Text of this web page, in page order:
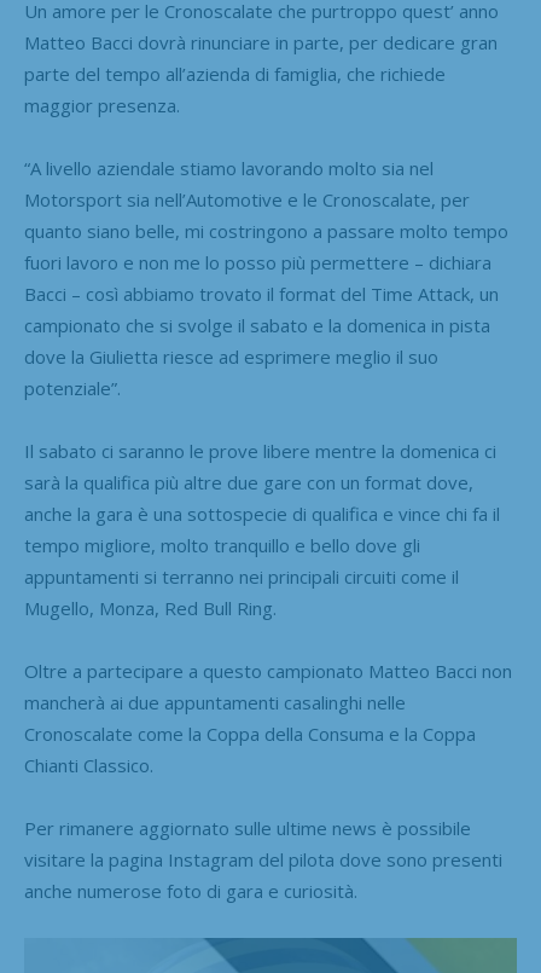
Un amore per le Cronoscalate che purtroppo quest’ anno
Matteo Bacci dovrà rinunciare in parte, per dedicare gran
parte del tempo all’azienda di famiglia, che richiede
maggior presenza.
“A livello aziendale stiamo lavorando molto sia nel
Motorsport sia nell’Automotive e le Cronoscalate, per
quanto siano belle, mi costringono a passare molto tempo
fuori lavoro e non me lo posso più permettere – dichiara
Bacci – così abbiamo trovato il format del Time Attack, un
campionato che si svolge il sabato e la domenica in pista
dove la Giulietta riesce ad esprimere meglio il suo
potenziale”.
Il sabato ci saranno le prove libere mentre la domenica ci
sarà la qualifica più altre due gare con un format dove,
anche la gara è una sottospecie di qualifica e vince chi fa il
tempo migliore, molto tranquillo e bello dove gli
appuntamenti si terranno nei principali circuiti come il
Mugello, Monza, Red Bull Ring.
Oltre a partecipare a questo campionato Matteo Bacci non
mancherà ai due appuntamenti casalinghi nelle
Cronoscalate come la Coppa della Consuma e la Coppa
Chianti Classico.
Per rimanere aggiornato sulle ultime news è possibile
visitare la pagina Instagram del pilota dove sono presenti
anche numerose foto di gara e curiosità.